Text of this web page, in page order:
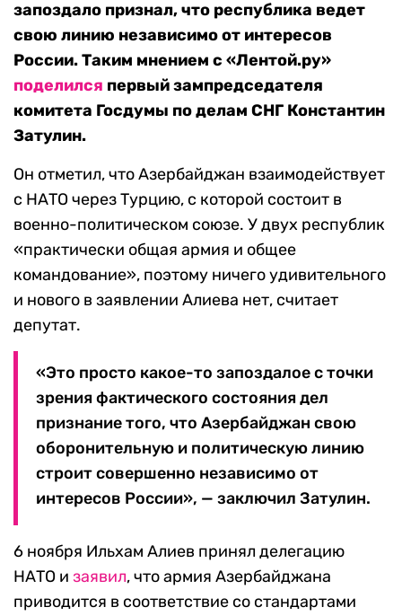
запоздало признал, что республика ведет
свою линию независимо от интересов
России.Таким мнением с «Лентой.ру»
поделился первый зампредседателя
комитета Госдумы по делам СНГ Константин
Затулин.
Он отметил, что Азербайджан взаимодействует
с НАТО через Турцию, с которой состоит в
военно-политическом союзе. У двух республик
«практически общая армия и общее
командование», поэтому ничего удивительного
и нового в заявлении Алиева нет, считает
депутат.
«Это просто какое-то запоздалое с точки
зрения фактического состояния дел
признание того, что Азербайджан свою
оборонительную и политическую линию
строит совершенно независимо от
интересов России», — заключил Затулин.
6 ноября Ильхам Алиев принял делегацию
НАТО и заявил, что армия Азербайджана
приводится в соответствие со стандартами